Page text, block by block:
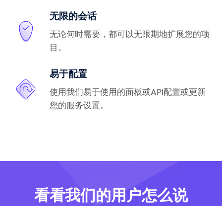
无限的会话
无论何时需要，都可以无限期地扩展您的项
目。
易于配置
使用我们易于使用的面板或API配置或更新
您的服务设置。
看看我们的用户怎么说